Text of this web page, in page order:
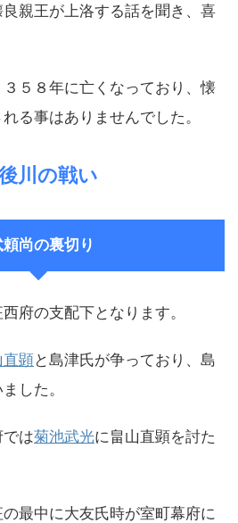
良親王が上洛する話を聞き、喜
５８年に亡くなっており、懐
る事はありませんでした。
川の戦い
頼尚の裏切り
府の支配下となります。
直顕と島津氏が争っており、島
した。
は菊池武光に畠山直顕を討た
最中に大友氏時が室町幕府に